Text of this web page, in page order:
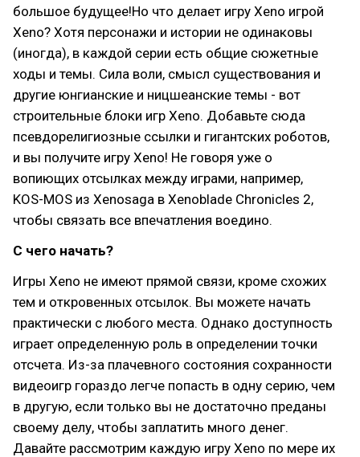
большое будущее!Но что делает игру Xeno игрой
Xeno? Хотя персонажи и истории не одинаковы
(иногда), в каждой серии есть общие сюжетные
ходы и темы. Сила воли, смысл существования и
другие юнгианские и ницшеанские темы - вот
строительные блоки игр Xeno. Добавьте сюда
псевдорелигиозные ссылки и гигантских роботов,
и вы получите игру Xeno! Не говоря уже о
вопиющих отсылках между играми, например,
KOS-MOS из Xenosaga в Xenoblade Chronicles 2,
чтобы связать все впечатления воедино.
С чего начать?
Игры Xeno не имеют прямой связи, кроме схожих
тем и откровенных отсылок. Вы можете начать
практически с любого места. Однако доступность
играет определенную роль в определении точки
отсчета. Из-за плачевного состояния сохранности
видеоигр гораздо легче попасть в одну серию, чем
в другую, если только вы не достаточно преданы
своему делу, чтобы заплатить много денег.
Давайте рассмотрим каждую игру Xeno по мере их